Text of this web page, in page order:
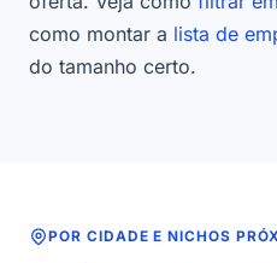
—
base
como montar a lista de
do tamanho certo.
POR CIDADE E NICHOS